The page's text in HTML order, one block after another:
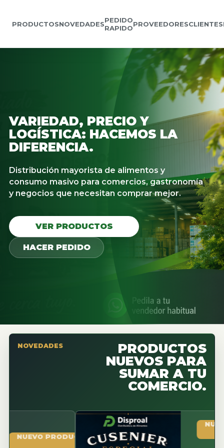
PRODUCTOSNOVEDADESPEDIDO
RAPIDOPROVEEDORESCLIENTES
VARIEDAD, PRECIO Y
LOGÍSTICA: HACEMOS LA
DIFERENCIA.
Distribución mayorista de alimentos y
consumo masivo para comercios, gastronomía
y negocios que necesitan comprar mejor.
VER PRODUCTOS
HACER PEDIDO
NOVEDADES
PRODUCTOS
NUEVOS PARA
SUMAR A TU
COMERCIO.
PRODUCTO
NUEVO